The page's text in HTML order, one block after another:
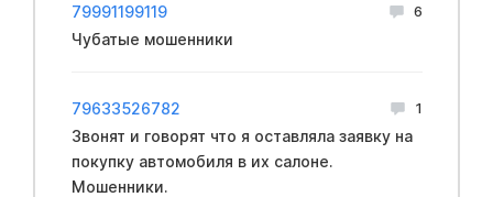
79991199119 6
Чубатые мошенники
79633526782 1
Звонят и говорят что я оставляла заявку на
покупку автомобиля в их салоне.
Мошенники.